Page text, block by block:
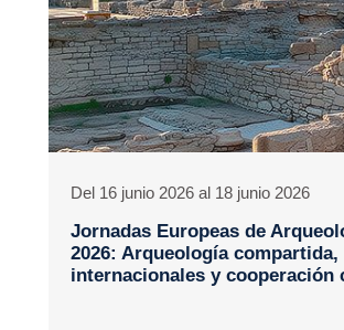
Del 16 junio 2026 al 18 junio 2026
Jornadas Europeas de
2026: Arqueología compartida,
internacionales y cooperación